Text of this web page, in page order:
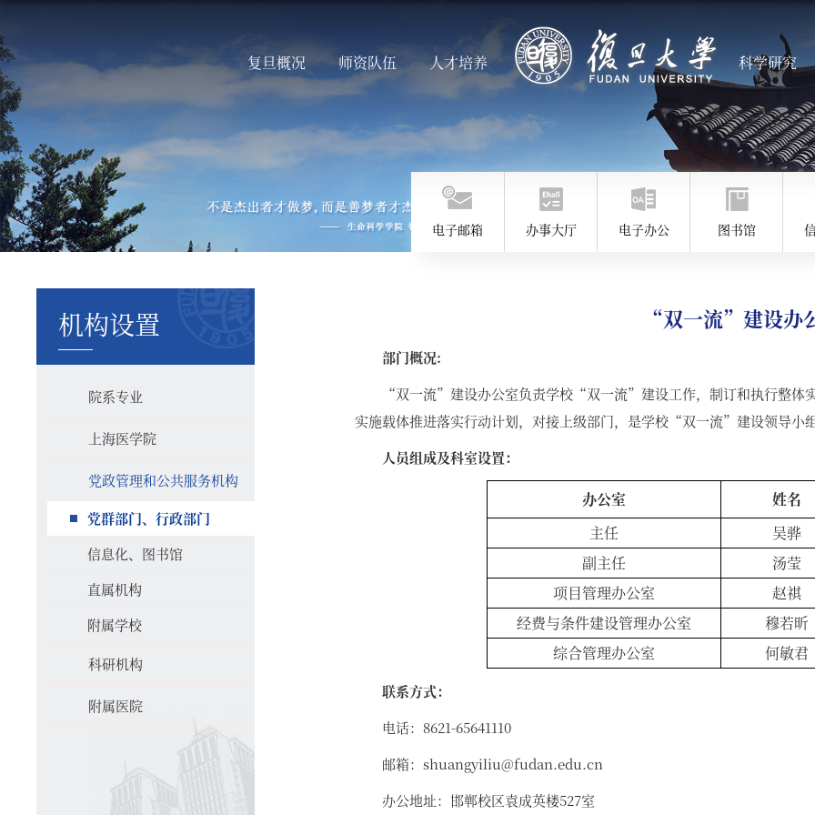
复旦概况 师资队伍 人才培养 科学研究
电子邮箱 办事大厅 电子办公 图书馆
机构设置
院系专业
上海医学院
党政管理和公共服务机构
党群部门、行政部门
信息化、图书馆
直属机构
附属学校
科研机构
附属医院
“双一流”建设办
部门概况:
“双一流”建设办公室负责学校“双一流”建设工作，制订和执行整体
实施载体推进落实行动计划，对接上级部门，是学校“双一流”建设领导小
人员组成及科室设置：
办公室
姓名
主任
吴骅
副主任
汤莹
项目管理办公室
赵祺
经费与条件建设管理办公室
穆若昕
综合管理办公室
何敏君
联系方式：
电话：8621-65641110
邮箱：shuangyiliu@fudan.edu.cn
办公地址：邯郸校区袁成英楼527室